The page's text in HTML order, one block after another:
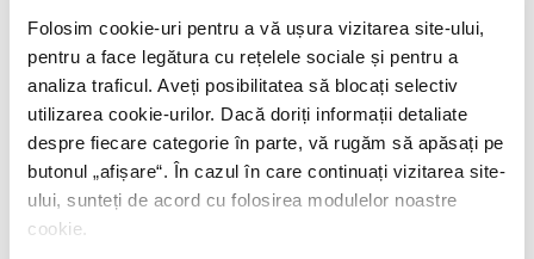
Folosim cookie-uri pentru a vă ușura vizitarea site-ului,
pentru a face legătura cu rețelele sociale și pentru a
analiza traficul. Aveți posibilitatea să blocați selectiv
utilizarea cookie-urilor. Dacă doriți informații detaliate
despre fiecare categorie în parte, vă rugăm să apăsați pe
butonul „ afișare“. În cazul în care continuați vizitarea site-
ului, sunteți de acord cu folosirea modulelor noastre
cookie.